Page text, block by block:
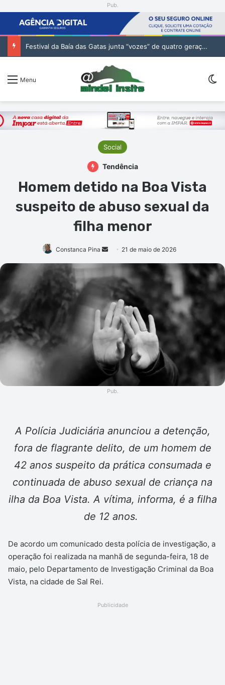
Pub.
Festival da Baía das Gatas junta “vozes” de quatro gerações da música cabo-verdiana na segunda noite
Menu
Social
Tendência
Homem detido na Boa Vista
suspeito de abuso sexual da
filha menor
Constanca Pina
Mande21 de maio de 2026
Pub.
A Polícia Judiciária anunciou a detenção,
fora de flagrante delito, de um homem de
42 anos suspeito da prática consumada e
continuada de abuso sexual de criança na
ilha da Boa Vista. A vítima, informa, é a filha
de 12 anos.
De acordo um comunicado desta polícia de investigação, a
operação foi realizada na manhã de segunda-feira, 18 de
maio, pelo Departamento de Investigação Criminal da Boa
Vista, na cidade de Sal Rei.
Publicidade